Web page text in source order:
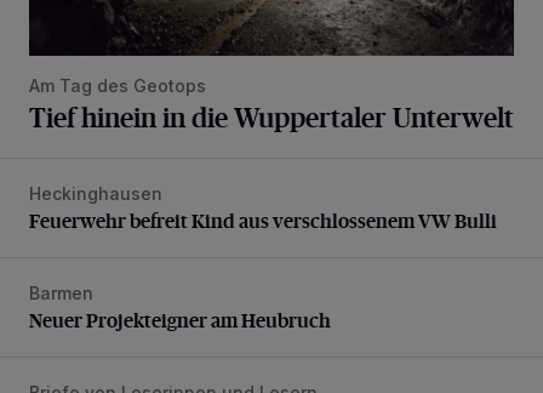
Am Tag des Geotops
Tief hinein in die Wuppertaler Unterwelt
Feuerwehr befreit Kind aus verschlossenem VW Bulli
Heckinghausen
Feuerwehr befreit Kind aus verschlossenem VW Bulli
Neuer Projekteigner am Heubruch
Barmen
Neuer Projekteigner am Heubruch